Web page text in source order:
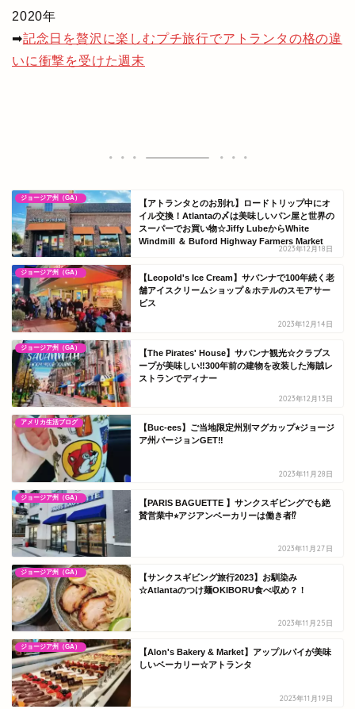
2020年
➡記念日を贅沢に楽しむプチ旅行でアトランタの格の違
いに衝撃を受けた週末
ジョージア州（GA）
【アトランタとのお別れ】ロードトリップ中にオ
イル交換！Atlantaの〆は美味しいパン屋と世界の
スーパーでお買い物☆Jiffy LubeからWhite
Windmill ＆ Buford Highway Farmers Market
2023年12月18日
ジョージア州（GA）
【Leopold's Ice Cream】サバンナで100年続く老
舗アイスクリームショップ＆ホテルのスモアサー
ビス
2023年12月14日
ジョージア州（GA）
【The Pirates' House】サバンナ観光☆クラブス
ープが美味しい‼300年前の建物を改装した海賊レ
ストランでディナー
2023年12月13日
アメリカ生活ブログ
【Buc-ees】ご当地限定州別マグカップ⭐︎ジョージ
ア州バージョンGET‼︎
2023年11月28日
ジョージア州（GA）
【PARIS BAGUETTE 】サンクスギビングでも絶
賛営業中⭐︎アジアンベーカリーは働き者⁉
2023年11月27日
ジョージア州（GA）
【サンクスギビング旅行2023】お馴染み
☆Atlantaのつけ麺OKIBORU食べ収め？！
2023年11月25日
ジョージア州（GA）
【Alon's Bakery & Market】アップルパイが美味
しいベーカリー☆アトランタ
2023年11月19日